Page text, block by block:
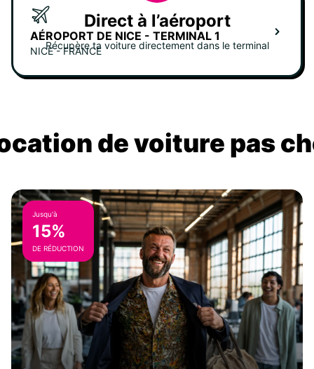
AÉROPORT DE NICE - TERMINAL 1
NICE - FRANCE
Direct à l’aéroport
Récupère ta voiture directement dans le terminal
de voiture pas
Jusqu'à
15%
DE RÉDUCTION